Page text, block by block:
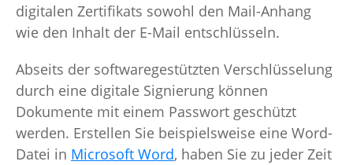
digitalen Zertifikats sowohl den Mail-Anhang
wie den Inhalt der E-Mail entschlüsseln.
Abseits der softwaregestützten Verschlüsselung
durch eine digitale Signierung können
Dokumente mit einem Passwort geschützt
werden. Erstellen Sie beispielsweise eine Word-
Datei in Microsoft Word, haben Sie zu jeder Zeit